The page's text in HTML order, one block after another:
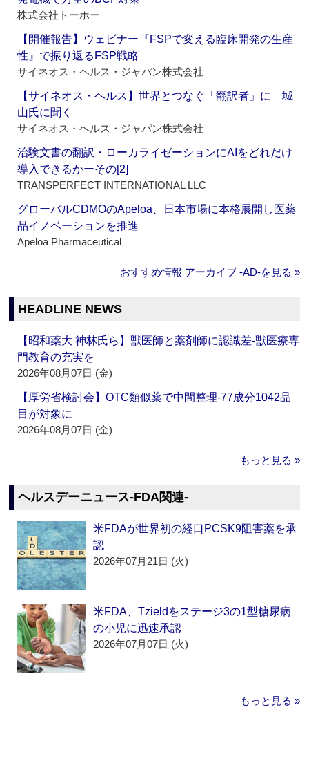
株式会社トーホー
【開催報告】ウェビナー『FSPで変える臨床開発の生産
性』で振り返るFSP戦略
サイネオス・ヘルス・ジャパン株式会社
【サイネオス・ヘルス】世界とつなぐ「翻訳者」に 城
山氏に聞く
サイネオス・ヘルス・ジャパン株式会社
治験文書の翻訳・ローカライゼーションにAIをどれだけ
導入できるかーその[2]
TRANSPERFECT INTERNATIONAL LLC
グローバルCDMOのApeloa、日本市場に本格展開し医薬
品イノベーションを推進
Apeloa Pharmaceutical
おすすめ情報 アーカイブ ‐AD‐を見る »
HEADLINE NEWS
【昭和薬大 神林氏ら】獣医師と薬剤師に認識差‐獣医療専
門教育の充実を
2026年08月07日 (金)
【厚労省検討会】OTC類似薬で中間整理‐77成分1042品
目が対象に
2026年08月07日 (金)
もっと見る »
ヘルスデーニュース‐FDA関連‐
米FDAが世界初の経口PCSK9阻害薬を承
認
2026年07月21日 (火)
米FDA、Tzieldをステージ3の1型糖尿病
の小児に迅速承認
2026年07月07日 (火)
もっと見る »